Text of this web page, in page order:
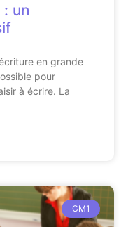
un
en grande
pour
à écrire. La
CM1